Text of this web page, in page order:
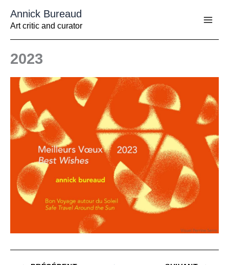
contenu
Annick Bureaud
Art critic and curator
2023